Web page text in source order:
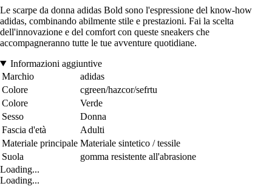
Le scarpe da donna adidas Bold sono l'espressione del know-how
adidas, combinando abilmente stile e prestazioni. Fai la scelta
dell'innovazione e del comfort con queste sneakers che
accompagneranno tutte le tue avventure quotidiane.
Informazioni aggiuntive
Marchio
adidas
Colore
cgreen/hazcor/sefrtu
Colore
Verde
Sesso
Donna
Fascia d'età
Adulti
Materiale principale Materiale sintetico / tessile
Suola
gomma resistente all'abrasione
Loading...
Loading...